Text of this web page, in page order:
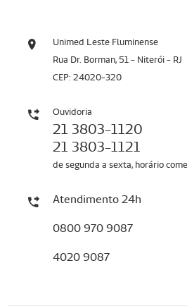
Unimed Leste Fluminense
Rua Dr. Borman, 51 - Niterói - RJ
CEP: 24020-320
Ouvidoria
21 3803-1120
21 3803-1121
de segunda a sexta, horário
Atendimento 24h
0800 970 9087
4020 9087